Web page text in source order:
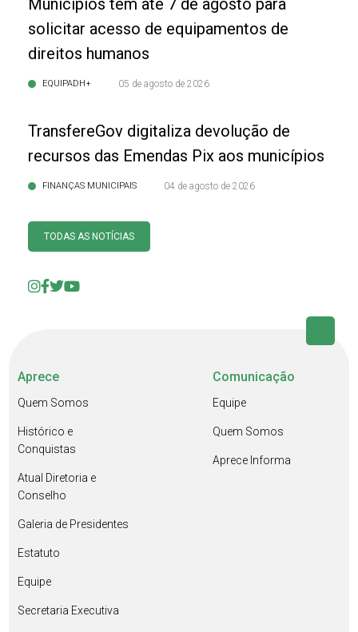
Municípios têm até 7 de agosto para
solicitar acesso de equipamentos de
direitos humanos
EQUIPADH+ 05 de agosto de 2026
TransfereGov digitaliza devolução de
recursos das Emendas Pix aos municípios
FINANÇAS MUNICIPAIS 04 de agosto de 2026
TODAS AS NOTÍCIAS
Aprece
Quem Somos
Histórico e
Conquistas
Atual Diretoria e
Conselho
Galeria de Presidentes
Estatuto
Equipe
Secretaria Executiva
Comunicação
Equipe
Quem Somos
Aprece Informa